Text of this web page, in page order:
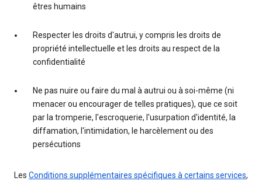
êtres humains
Respecter les droits d'autrui, y compris les droits de
propriété intellectuelle et les droits au respect de la
confidentialité
Ne pas nuire ou faire du mal à autrui ou à soi-même (ni
menacer ou encourager de telles pratiques), que ce soit
par la tromperie, l'escroquerie, l'usurpation d'identité, la
diffamation, l'intimidation, le harcèlement ou des
persécutions
Les Conditions supplémentaires spécifiques à certains services,